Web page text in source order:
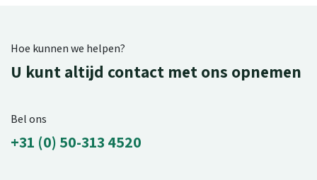
Hoe kunnen we helpen?
U kunt altijd contact met ons opnemen
Bel ons
+31 (0) 50-313 4520